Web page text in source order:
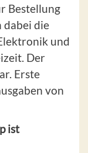
Bestellung
dabei die
und
Der
Erste
von
ist